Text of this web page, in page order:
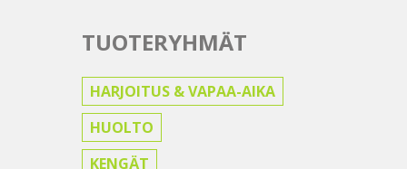
TUOTERYHMÄT
HARJOITUS & VAPAA-AIKA
HUOLTO
KENGÄT